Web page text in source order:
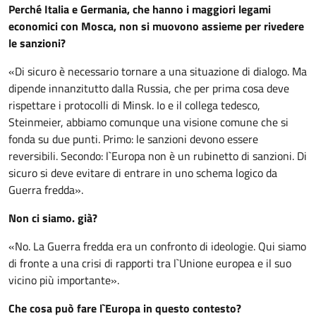
Perché Italia e Germania, che hanno i maggiori legami
economici con Mosca, non si muovono assieme per rivedere
le sanzioni?
«Di sicuro è necessario tornare a una situazione di dialogo. Ma
dipende innanzitutto dalla Russia, che per prima cosa deve
rispettare i protocolli di Minsk. Io e il collega tedesco,
Steinmeier, abbiamo comunque una visione comune che si
fonda su due punti. Primo: le sanzioni devono essere
reversibili. Secondo: l`Europa non è un rubinetto di sanzioni. Di
sicuro si deve evitare di entrare in uno schema logico da
Guerra fredda».
Non ci siamo. già?
«No. La Guerra fredda era un confronto di ideologie. Qui siamo
di fronte a una crisi di rapporti tra l`Unione europea e il suo
vicino più importante».
Che cosa può fare l`Europa in questo contesto?